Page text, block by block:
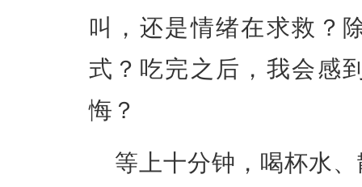
叫，还是情绪在求救？
式？吃完之后，我会感
悔？
等上十分钟，喝杯水